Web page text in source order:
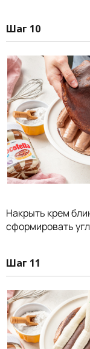
Шаг 10
Накрыть крем
сформировать
Шаг 11